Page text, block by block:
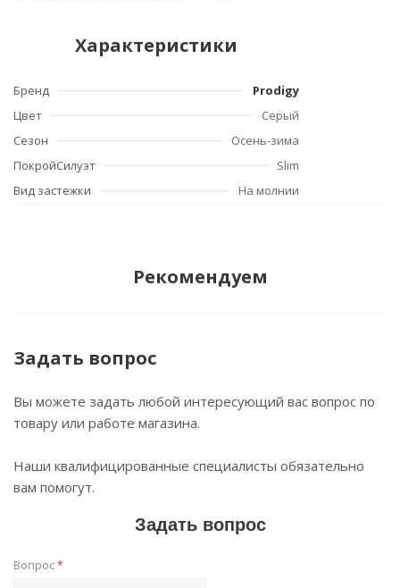
Характеристики
Бренд
Prodigy
Цвет
Серый
Сезон
Осень-зима
ПокройСилуэт
Slim
Вид застежки
На молнии
Рекомендуем
Задать вопрос
Вы можете задать любой интересующий вас вопрос по
товару или работе магазина.
Наши квалифицированные специалисты обязательно
вам помогут.
Задать вопрос
Вопрос*